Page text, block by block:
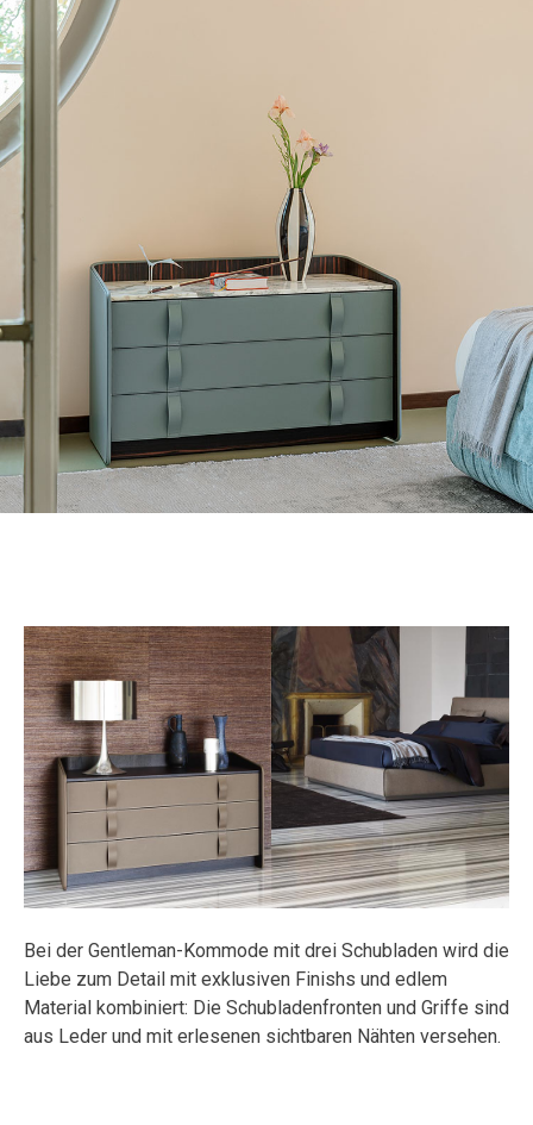
Bei der Gentleman-Kommode mit drei Schubladen wird die
Liebe zum Detail mit exklusiven Finishs und edlem
Material kombiniert: Die Schubladenfronten und Griffe sind
aus Leder und mit erlesenen sichtbaren Nähten versehen.